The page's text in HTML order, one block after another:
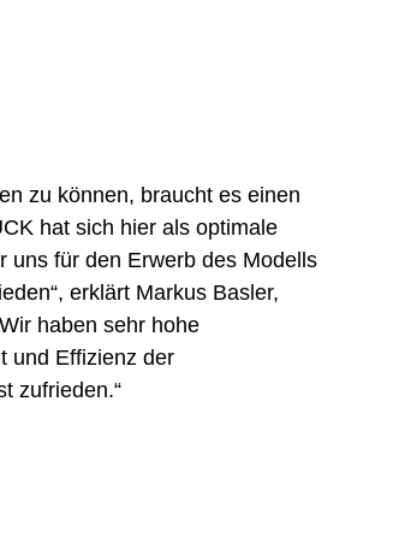
zu können, braucht es einen
hat sich hier als optimale
uns für den Erwerb des Modells
erklärt Markus Basler,
haben sehr hohe
und Effizienz der
zufrieden.“